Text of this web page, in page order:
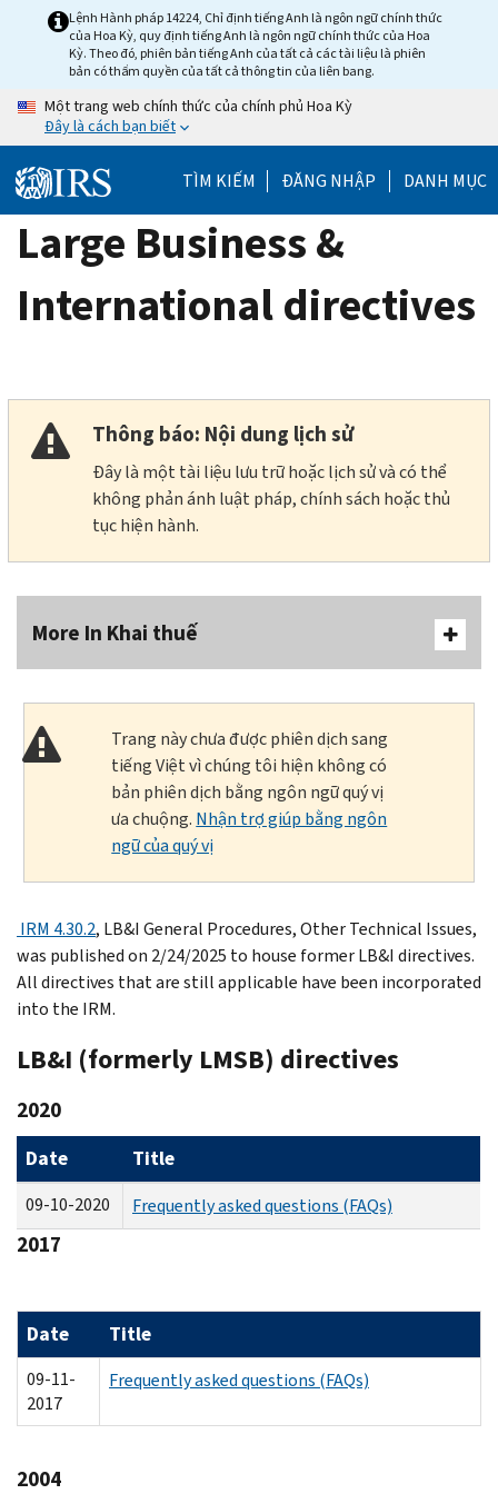
Lệnh Hành pháp 14224, Chỉ định tiếng Anh là ngôn ngữ chính thức
của Hoa Kỳ, quy định tiếng Anh là ngôn ngữ chính thức của Hoa
Kỳ. Theo đó, phiên bản tiếng Anh của tất cả các tài liệu là phiên
bản có thẩm quyền của tất cả thông tin của liên bang.
Một trang web chính thức của chính phủ Hoa Kỳ
Đây là cách bạn biết
TÌM KIẾM ĐĂNG NHẬP DANH MỤC
Large Business &
International directives
Thông báo: Nội dung lịch sử
Đây là một tài liệu lưu trữ hoặc lịch sử và có thể
không phản ánh luật pháp, chính sách hoặc thủ
tục hiện hành.
More In Khai thuế
Trang này chưa được phiên dịch sang
tiếng Việt vì chúng tôi hiện không có
bản phiên dịch bằng ngôn ngữ quý vị
ưa chuộng. Nhận trợ giúp bằng ngôn
ngữ của quý vị
IRM 4.30.2, LB&I General Procedures, Other Technical Issues,
was published on 2/24/2025 to house former LB&I directives.
All directives that are still applicable have been incorporated
into the IRM.
LB&I (formerly LMSB) directives
2020
Date Title
09-10-2020 Frequently asked questions (FAQs)
2017
Date Title
09-11-
2017
Frequently asked questions (FAQs)
2004